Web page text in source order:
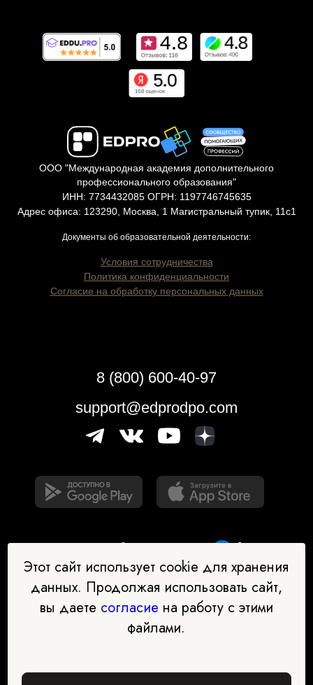
Наш бот-помощник в выборе
ООО "Международная академия дополнительного
профессионального образования"
ИНН: 7734432085 ОГРН: 1197746745635
Адрес офиса: 123290, Москва, 1 Магистральный тупик, 11с1
Документы об образовательной деятельности:
Условия сотрудничества
Политика конфиденциальности
Согласие на обработку персональных данных
8 (800) 600-40-97
support@edprodpo.com
Этот сайт использует cookie для хранения
данных. Продолжая использовать сайт,
вы даете согласие на работу с этими
файлами.